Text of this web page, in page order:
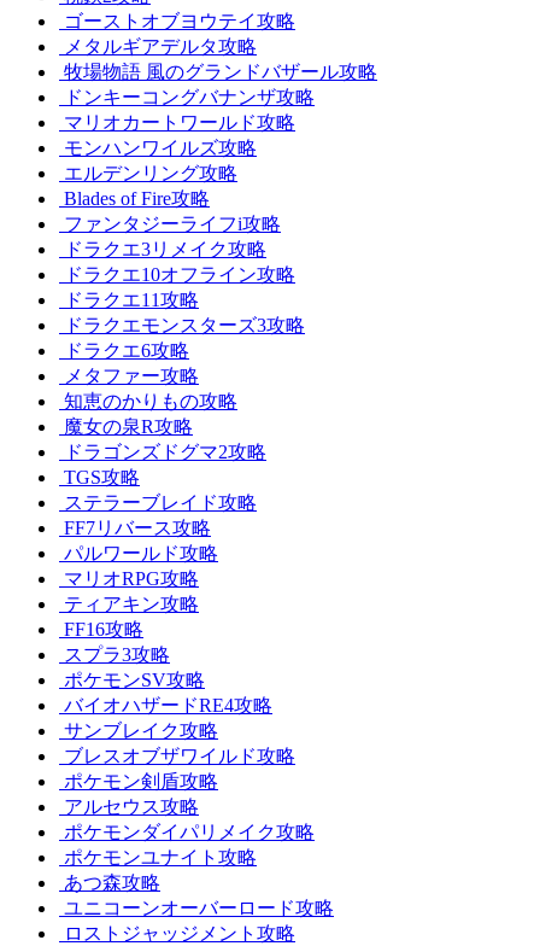
ゴーストオブヨウテイ攻略
メタルギアデルタ攻略
牧場物語 風のグランドバザール攻略
ドンキーコングバナンザ攻略
マリオカートワールド攻略
モンハンワイルズ攻略
エルデンリング攻略
Blades of Fire攻略
ファンタジーライフi攻略
ドラクエ3リメイク攻略
ドラクエ10オフライン攻略
ドラクエ11攻略
ドラクエモンスターズ3攻略
ドラクエ6攻略
メタファー攻略
知恵のかりもの攻略
魔女の泉R攻略
ドラゴンズドグマ2攻略
TGS攻略
ステラーブレイド攻略
FF7リバース攻略
パルワールド攻略
マリオRPG攻略
ティアキン攻略
FF16攻略
スプラ3攻略
ポケモンSV攻略
バイオハザードRE4攻略
サンブレイク攻略
ブレスオブザワイルド攻略
ポケモン剣盾攻略
アルセウス攻略
ポケモンダイパリメイク攻略
ポケモンユナイト攻略
あつ森攻略
ユニコーンオーバーロード攻略
ロストジャッジメント攻略